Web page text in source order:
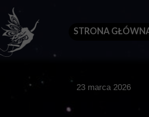
23 marca 2026
STRONA